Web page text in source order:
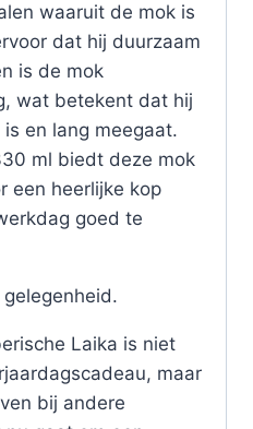
waaruit de mok is
dat hij duurzaam
is de mok
wat betekent dat hij
en lang meegaat.
ml biedt deze mok
een heerlijke kop
goed te
Laika is niet
maar
bij andere